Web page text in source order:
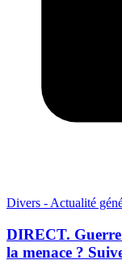
Divers - Actualité
DIRECT.
la menace ?